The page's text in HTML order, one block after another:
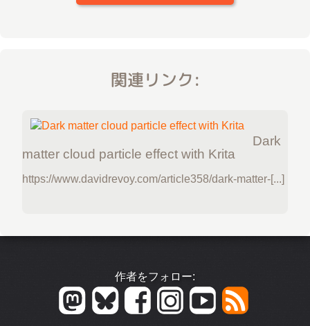
関連リンク:
Dark
matter cloud particle effect with Krita
https://www.davidrevoy.com/article358/dark-matter-[...]
作者をフォロー: